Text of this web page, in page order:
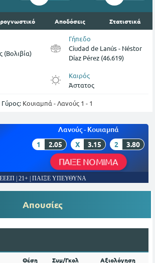
Αποδόσεις Στατιστικά
(Βολιβία)
Γήπεδο
Ciudad de Lanús - Néstor
Díaz Pérez (46.619)
Καιρός
Άστατος
Γύρος: Κουιαμπά - Λανούς 1 - 1
Λανούς - Κουιαμπά
1 2.05 X 3.15 2 3.80
ΠΑΙΞΕ ΝΟΜΙΜΑ
ΕΕΕΠ | 21+ | ΠΑΙΞΕ ΥΠΕΥΘΥΝΑ
Απουσίες
Θέση Συμ/Γκολ Αξιολόγηση